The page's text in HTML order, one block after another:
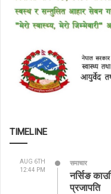
TIMELINE
AUG 6TH
12:44 PM
समाचार
नर्सिङ
प्रजापति